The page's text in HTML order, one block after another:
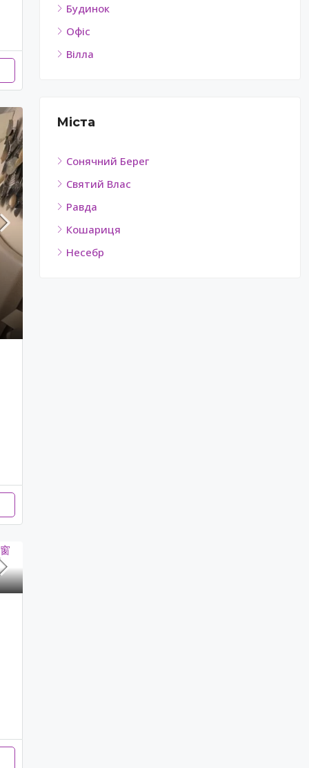
Будинок
Офіс
Вілла
Міста
Сонячний Берег
Святий Влас
Равда
Кошариця
Несебр